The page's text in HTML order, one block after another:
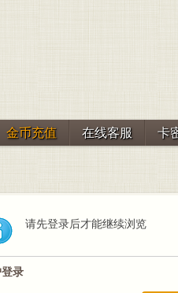
金币充值 在线客服 卡
请先登录后才能继续浏览
录